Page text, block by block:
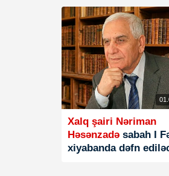
Xalq şairi Nəriman
Həsənzadə sabah I
xiyabanda dəfn